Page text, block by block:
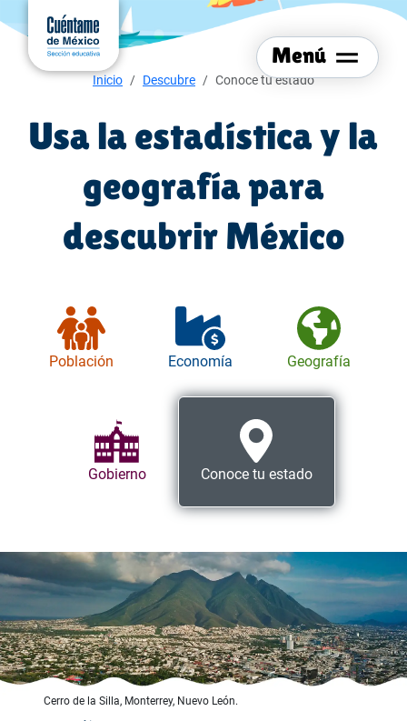
Ir al
contenido
principal
Menú
Menú del sitio
Menú de navegación
Inicio Descubre Conoce tu estado
Usa la estadística y la
geografía para
descubrir México
Población Economía Geografía
Gobierno Conoce tu estado
Cerro de la Silla, Monterrey, Nuevo León.